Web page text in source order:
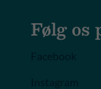
Følg os